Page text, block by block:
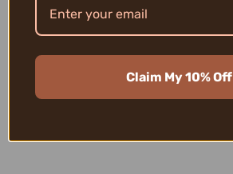
Claim My 10% Off